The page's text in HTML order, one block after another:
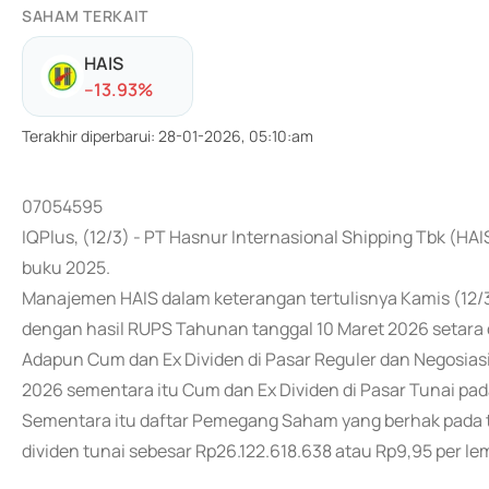
SAHAM TERKAIT
HAIS
--13.93%
Terakhir diperbarui: 28-01-2026, 05:10:am
07054595
IQPlus, (12/3) - PT Hasnur Internasional Shipping Tbk
buku 2025.
Manajemen HAIS dalam keterangan tertulisnya Kamis
dengan hasil RUPS Tahunan tanggal 10 Maret 2026
Adapun Cum dan Ex Dividen di Pasar Reguler dan
2026 sementara itu Cum dan Ex Dividen di Pasar Tunai
Sementara itu daftar Pemegang Saham yang berhak
dividen tunai sebesar Rp26.122.618.638 atau Rp9,95 per